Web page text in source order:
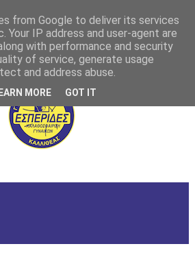
from Google to deliver its services
Your IP address and user-agent are
with performance and security
of service, generate usage
and address abuse.
MORE GOT IT